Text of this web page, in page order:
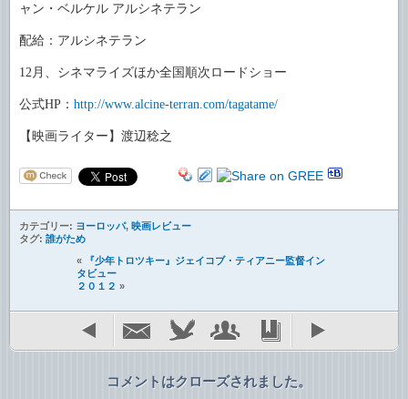
ャン・ベルケル アルシネテラン
配給：アルシネテラン
12月、シネマライズほか全国順次ロードショー
公式HP ： http://www.alcine-terran.com/tagatame/
【映画ライター】渡辺稔之
カテゴリー: ヨーロッパ, 映画レビュー
タグ: 誰がため
«
『少年トロツキー』ジェイコブ・ティアニー監督イン
タビュー
２０１２ »
コメントはクローズされました。